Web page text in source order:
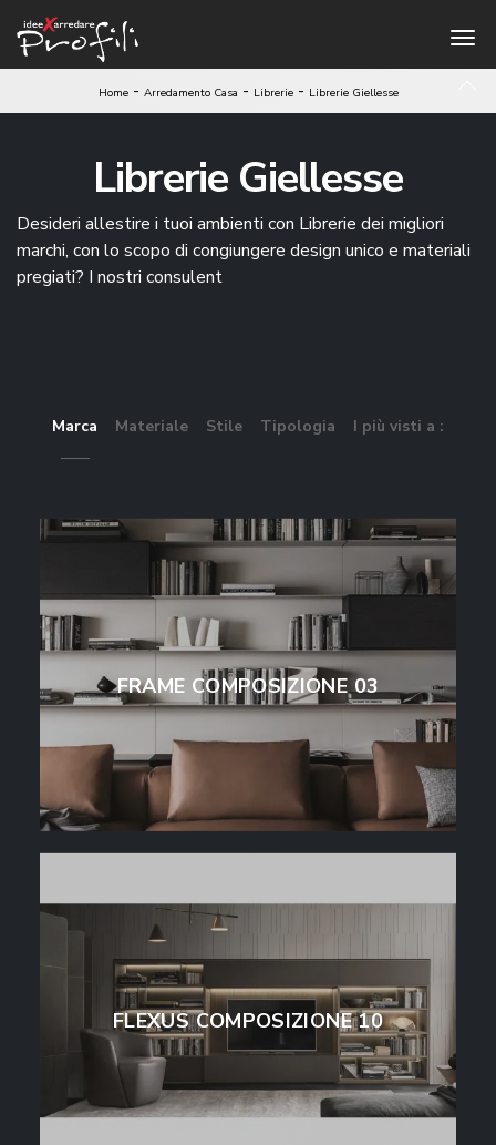
Home- Arredamento Casa - Librerie- Librerie Giellesse
Librerie Giellesse
Desideri allestire i tuoi ambienti con Librerie dei migliori
marchi, con lo scopo di congiungere design unico e materiali
pregiati? I nostri consulent
Marca Materiale Stile Tipologia I più visti a :
FRAME COMPOSIZIONE 03
FLEXUS COMPOSIZIONE 10